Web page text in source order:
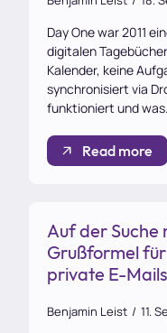
Day One war 2011
digitalen
Kalender, keine
synchronisiert via
funktioniert und
Read more
Auf der
Grußformel
private E-Mails
Benjamin Leist 11.